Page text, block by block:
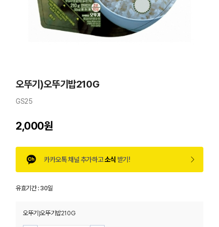
오뚜기)오뚜기밥210G
GS25
2,000원
카카오톡 채널 추가하고소식 받기!
유효기간 :30일
오뚜기)오뚜기밥210G